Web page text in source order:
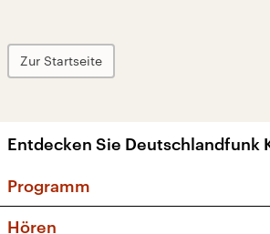
Zur Startseite
Entdecken Sie Deutschlandfunk
Programm
Hören